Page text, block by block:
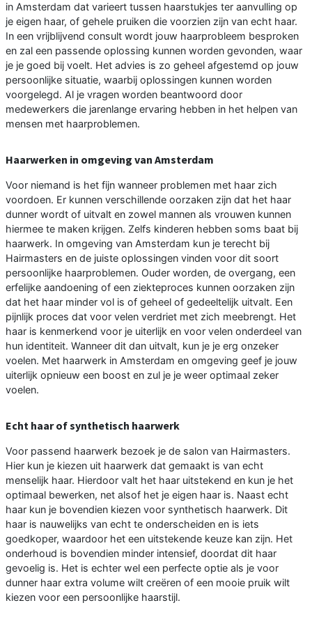
in Amsterdam dat varieert tussen haarstukjes ter aanvulling op
je eigen haar, of gehele pruiken die voorzien zijn van echt haar.
In een vrijblijvend consult wordt jouw haarprobleem besproken
en zal een passende oplossing kunnen worden gevonden, waar
je je goed bij voelt. Het advies is zo geheel afgestemd op jouw
persoonlijke situatie, waarbij oplossingen kunnen worden
voorgelegd. Al je vragen worden beantwoord door
medewerkers die jarenlange ervaring hebben in het helpen van
mensen met haarproblemen.
Haarwerken in omgeving van Amsterdam
Voor niemand is het fijn wanneer problemen met haar zich
voordoen. Er kunnen verschillende oorzaken zijn dat het haar
dunner wordt of uitvalt en zowel mannen als vrouwen kunnen
hiermee te maken krijgen. Zelfs kinderen hebben soms baat bij
haarwerk. In omgeving van Amsterdam kun je terecht bij
Hairmasters en de juiste oplossingen vinden voor dit soort
persoonlijke haarproblemen. Ouder worden, de overgang, een
erfelijke aandoening of een ziekteproces kunnen oorzaken zijn
dat het haar minder vol is of geheel of gedeeltelijk uitvalt. Een
pijnlijk proces dat voor velen verdriet met zich meebrengt. Het
haar is kenmerkend voor je uiterlijk en voor velen onderdeel van
hun identiteit. Wanneer dit dan uitvalt, kun je je erg onzeker
voelen. Met haarwerk in Amsterdam en omgeving geef je jouw
uiterlijk opnieuw een boost en zul je je weer optimaal zeker
voelen.
Echt haar of synthetisch haarwerk
Voor passend haarwerk bezoek je de salon van Hairmasters.
Hier kun je kiezen uit haarwerk dat gemaakt is van echt
menselijk haar. Hierdoor valt het haar uitstekend en kun je het
optimaal bewerken, net alsof het je eigen haar is. Naast echt
haar kun je bovendien kiezen voor synthetisch haarwerk. Dit
haar is nauwelijks van echt te onderscheiden en is iets
goedkoper, waardoor het een uitstekende keuze kan zijn. Het
onderhoud is bovendien minder intensief, doordat dit haar
gevoelig is. Het is echter wel een perfecte optie als je voor
dunner haar extra volume wilt creëren of een mooie pruik wilt
kiezen voor een persoonlijke haarstijl.